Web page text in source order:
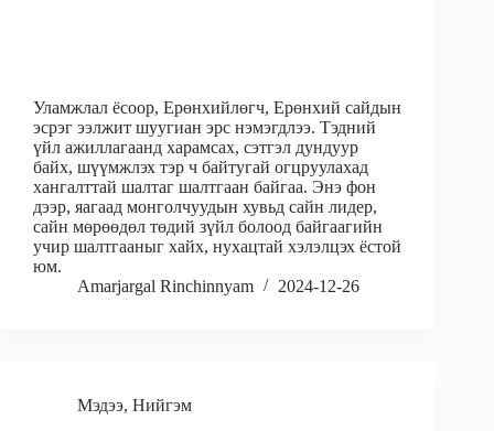
Уламжлал ёсоор, Ерөнхийлөгч, Ерөнхий сайдын
эсрэг ээлжит шуугиан эрс нэмэгдлээ. Тэдний
үйл ажиллагаанд харамсах, сэтгэл дундуур
байх, шүүмжлэх тэр ч байтугай огцруулахад
хангалттай шалтаг шалтгаан байгаа. Энэ фон
дээр, яагаад монголчуудын хувьд сайн лидер,
сайн мөрөөдөл төдий зүйл болоод байгаагийн
учир шалтгааныг хайх, нухацтай хэлэлцэх ёстой
юм.
Amarjargal Rinchinnyam
2024-12-26
Мэдээ, Нийгэм